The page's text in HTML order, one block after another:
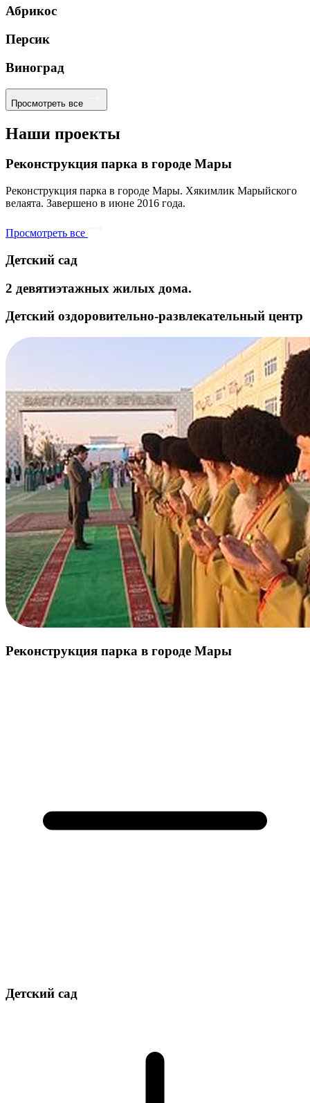
Абрикос
Персик
Виноград
Просмотреть все
Наши проекты
Реконструкция парка в городе Мары
Реконструкция парка в городе Мары. Хякимлик Марыйского
велаята. Завершено в июне 2016 года.
Просмотреть все
Детский сад
2 девятиэтажных жилых дома.
Детский оздоровительно-развлекательный центр
Реконструкция парка в городе Мары
Детский сад